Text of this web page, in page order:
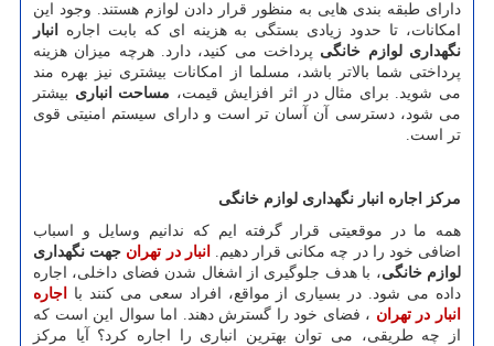
دارای طبقه بندی هایی به منظور قرار دادن لوازم هستند. وجود این
امکانات، تا حدود زیادی بستگی به هزینه ای که بابت اجاره
انبار
نگهداری لوازم خانگی پرداخت می کنید، دارد. هرچه میزان هزینه
پرداختی شما بالاتر باشد، مسلما از امکانات بیشتری نیز بهره مند
می شوید. برای مثال در اثر افزایش قیمت، مساحت انباری بیشتر
می شود، دسترسی آن آسان تر است و دارای سیستم امنیتی قوی
تر است.
مرکز اجاره انبار نگهداری لوازم خانگی
همه ما در موقعیتی قرار گرفته ایم که ندانیم وسایل و اسباب
اضافی خود را در چه مکانی قرار دهیم. انبار در تهران جهت نگهداری
لوازم خانگی، با هدف جلوگیری از اشغال شدن فضای داخلی، اجاره
داده می شود. در بسیاری از مواقع، افراد سعی می کنند با
اجاره
انبار در تهران ، فضای خود را گسترش دهند. اما سوال این است که
از چه طریقی، می توان بهترین انباری را اجاره کرد؟ آیا مرکز